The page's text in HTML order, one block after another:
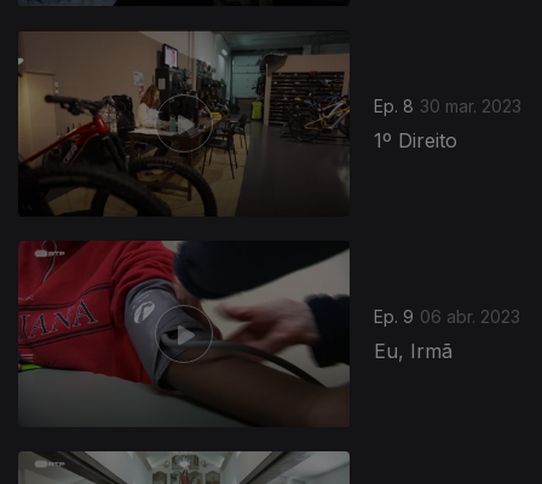
Ep. 8 30 mar. 2023
1º Direito
Ep. 9 06 abr. 2023
Eu, Irmã